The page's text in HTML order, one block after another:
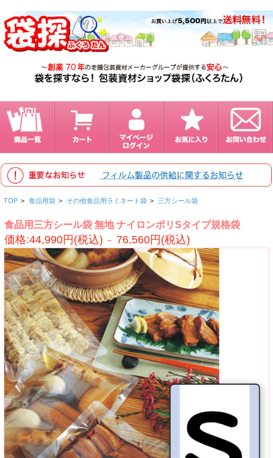
TOP > 食品用袋 > その他食品用ラミネート袋 > 三方シール袋
食品用三方シール袋 無地 ナイロンポリSタイプ規格袋
価格:44,990円(税込) ～ 76,560円(税込)